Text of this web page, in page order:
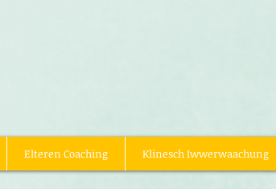
Elteren Coaching Klinesch Iwwerwaachung